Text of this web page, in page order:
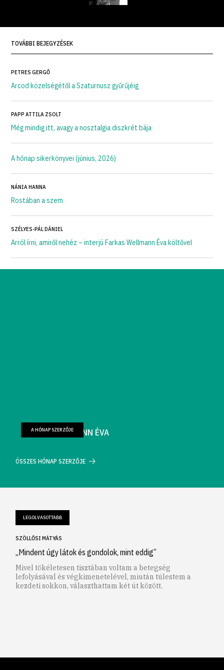
TOVÁBBI BEJEGYZÉSEK
PETRES GERGŐ
Arcod közelségétől a Szaturnusz gyűrűjéig
PAPP ATTILA ZSOLT
Még mindig itt, avagy a nosztalgia diszkrét bája
A hónap sikerkönyvei (június, 2026)
NÁNIA HANNA
Rostában a szem
SZÉLYES-PÁL DÁNIEL
Arról írni, amiről nehéz – interjú Farkas Wellmann Éva költővel
FARKAS WELLMANN ÉVA
A HÓNAP SZERZŐJE
ÖSSZES HÓNAP SZERZŐJE
LEGOLVASOTTABB
SZÖLLŐSI MÁTYÁS
„Mindent úgy látok és gondolok, mint eddig”
Mivel tökéletesen tisztában voltam a betegség
lefolyásával és végkimenetelével, miután túlestem a
kezdeti sokkon, választhattam két út között.